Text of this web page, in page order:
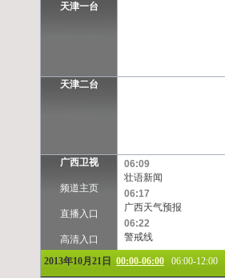
天津一台
天津二台
广西卫视
频道主页
直播入口
高清入口
06:09
壮语新闻
06:17
广西天气预报
06:22
警戒线
2013年10月21日 00:00-06:00 06:00-12:00